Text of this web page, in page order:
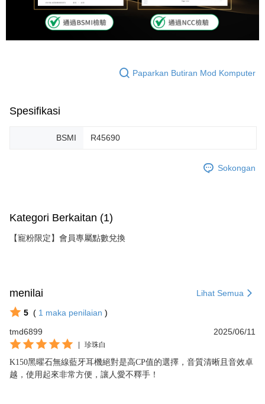
Paparkan Butiran Mod Komputer
Spesifikasi
BSMI R45690
Sokongan
Kategori Berkaitan (1)
【寵粉限定】會員專屬點數兌換
menilai Lihat Semua
5 ( 1 maka penilaian )
tmd6899
2025/06/11
珍珠白
K150黑曜石無線藍牙耳機絕對是高CP值的選擇，音質清晰且音效卓
越，使用起來非常方便，讓人愛不釋手！